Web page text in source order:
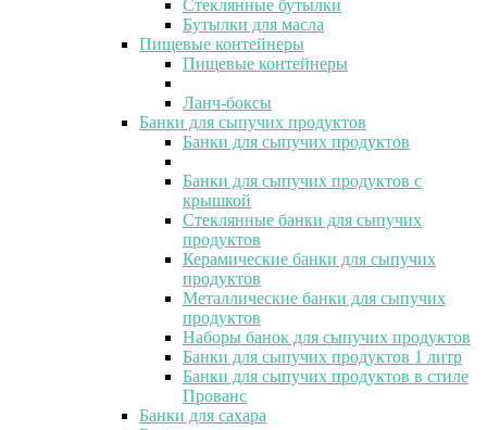
Стеклянные бутылки
Бутылки для масла
Пищевые контейнеры
Пищевые контейнеры
Ланч-боксы
Банки для сыпучих продуктов
Банки для сыпучих продуктов
Банки для сыпучих продуктов с
крышкой
Стеклянные банки для сыпучих
продуктов
Керамические банки для сыпучих
продуктов
Металлические банки для сыпучих
продуктов
Наборы банок для сыпучих продуктов
Банки для сыпучих продуктов 1 литр
Банки для сыпучих продуктов в стиле
Прованс
Банки для сахара